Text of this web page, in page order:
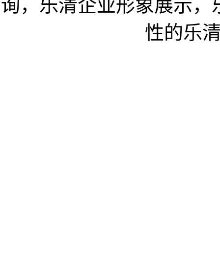
询，乐清企业形象展示
性的乐